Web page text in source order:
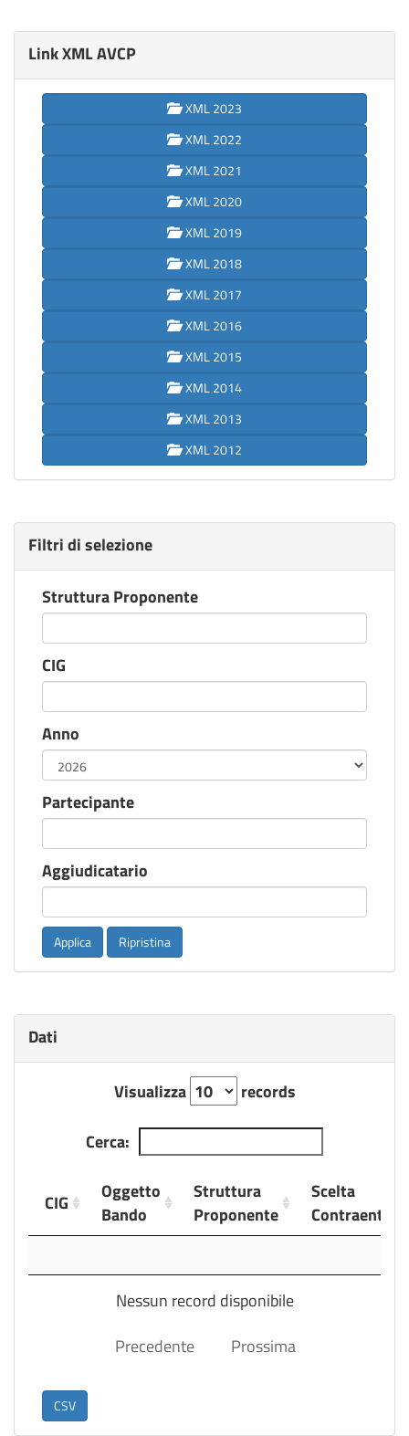
Link XML AVCP
XML 2023
XML 2022
XML 2021
XML 2020
XML 2019
XML 2018
XML 2017
XML 2016
XML 2015
XML 2014
XML 2013
XML 2012
Filtri di selezione
Struttura Proponente
CIG
Anno
Partecipante
Aggiudicatario
Applica Ripristina
Dati
Visualizza
records
Cerca:
CIG
Oggetto
Bando
Struttura
Proponente
Scelta
Contraente
Bando
Proponente
Contraente
Nessun record disponibile
Precedente
Prossima
CSV